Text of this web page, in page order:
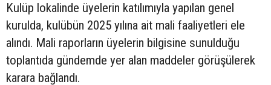
Kulüp lokalinde üyelerin katılımıyla yapılan genel
kurulda, kulübün 2025 yılına ait mali faaliyetleri ele
alındı. Mali raporların üyelerin bilgisine sunulduğu
toplantıda gündemde yer alan maddeler görüşülerek
karara bağlandı.